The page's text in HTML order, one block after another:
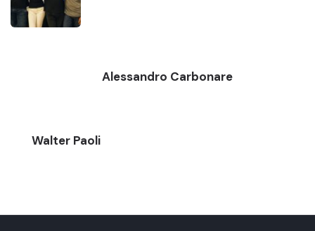
Alessandro Carbonare
Walter Paoli